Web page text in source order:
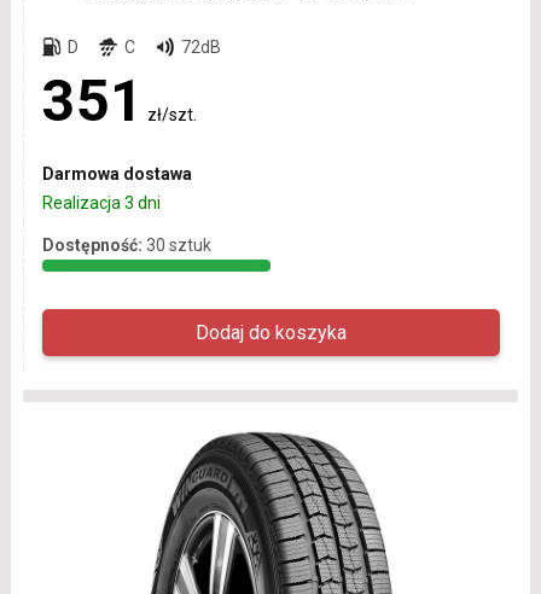
D C 72dB
351 zł/szt.
Darmowa dostawa
Realizacja 3 dni
Dostępność: 30 sztuk